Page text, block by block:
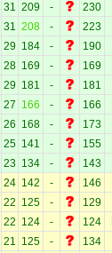
31 209 - 230
31 208 - 223
29 184 - 190
28 169 - 169
29 181 - 181
27 166 - 166
26 168 - 173
25 141 - 155
23 134 - 143
24 142 - 146
22 125 - 129
22 124 - 124
21 125 - 134